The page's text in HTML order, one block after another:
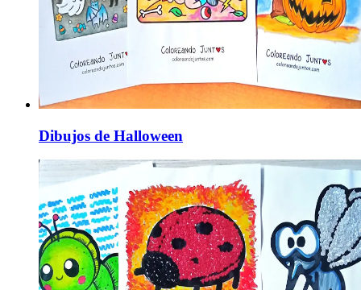
Dibujos de Halloween